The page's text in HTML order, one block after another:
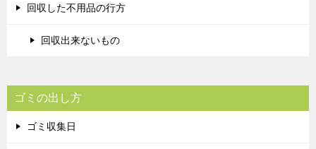
回収した不用品の行方
回収出来ないもの
ゴミの出し方
ゴミ収集日